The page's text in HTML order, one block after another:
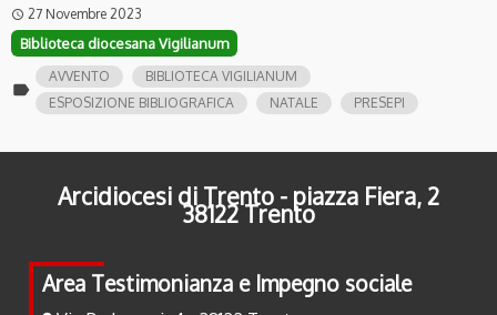
access_time 27 Novembre 2023
Biblioteca diocesana Vigilianum
label
AVVENTO
BIBLIOTECA VIGILIANUM
ESPOSIZIONE BIBLIOGRAFICA
NATALE PRESEPI
Arcidiocesi di Trento - piazza Fiera, 2
38122 Trento
Area Testimonianza e Impegno sociale